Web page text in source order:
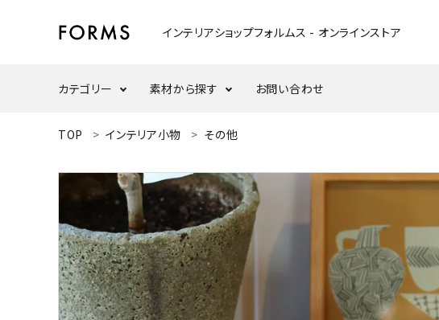
インテリアショップフォルムス - オンラインストア
カテゴリー
ウッドスタンド・天板
インテリア小物 照明
ダイニングセット パーソナルチェア
素材から探す
ナラ/オーク
お問い合わせ
ACCOUNT MENU
person 新規会員登録
search
カテゴリーから探す
TOP インテリア小物 その他